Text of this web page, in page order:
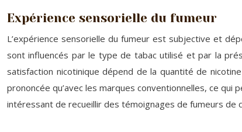
Expérience sensorielle du fumeur
L’expérience sensorielle du fumeur est subjective et
sont influencés par le type de tabac utilisé et par la
satisfaction nicotinique dépend de la quantité de
prononcée qu’avec les marques conventionnelles, ce
intéressant de recueillir des témoignages de fumeurs de